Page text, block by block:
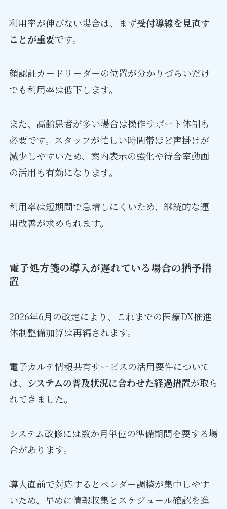
利用率が伸びない場合は、まず受付導線を見直す
ことが重要です。
顔認証カードリーダーの位置が分かりづらいだけ
でも利用率は低下します。
また、高齢患者が多い場合は操作サポート体制も
必要です。スタッフが忙しい時間帯ほど声掛けが
減少しやすいため、案内表示の強化や待合室動画
の活用も有効になります。
利用率は短期間で急増しにくいため、継続的な運
用改善が求められます。
電子処方箋の導入が遅れている場合の猶予措
置
2026年6月の改定により、これまでの医療DX推進
体制整備加算は再編されます。
電子カルテ情報共有サービスの活用要件について
は、 システムの普及状況に合わせた経過措置が取ら
れてきました。
システム改修には数か月単位の準備期間を要する場
合があります。
導入直前で対応するとベンダー調整が集中しやす
いため、早めに情報収集とスケジュール確認を進